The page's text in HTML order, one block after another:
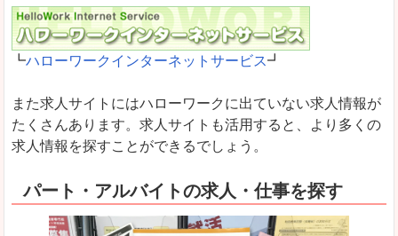
┗ハローワークインターネットサービス┛
また求人サイトにはハローワークに出ていない求人情報が
たくさんあります。求人サイトも活用すると、より多くの
求人情報を探すことができるでしょう。
パート・アルバイトの求人・仕事を探す